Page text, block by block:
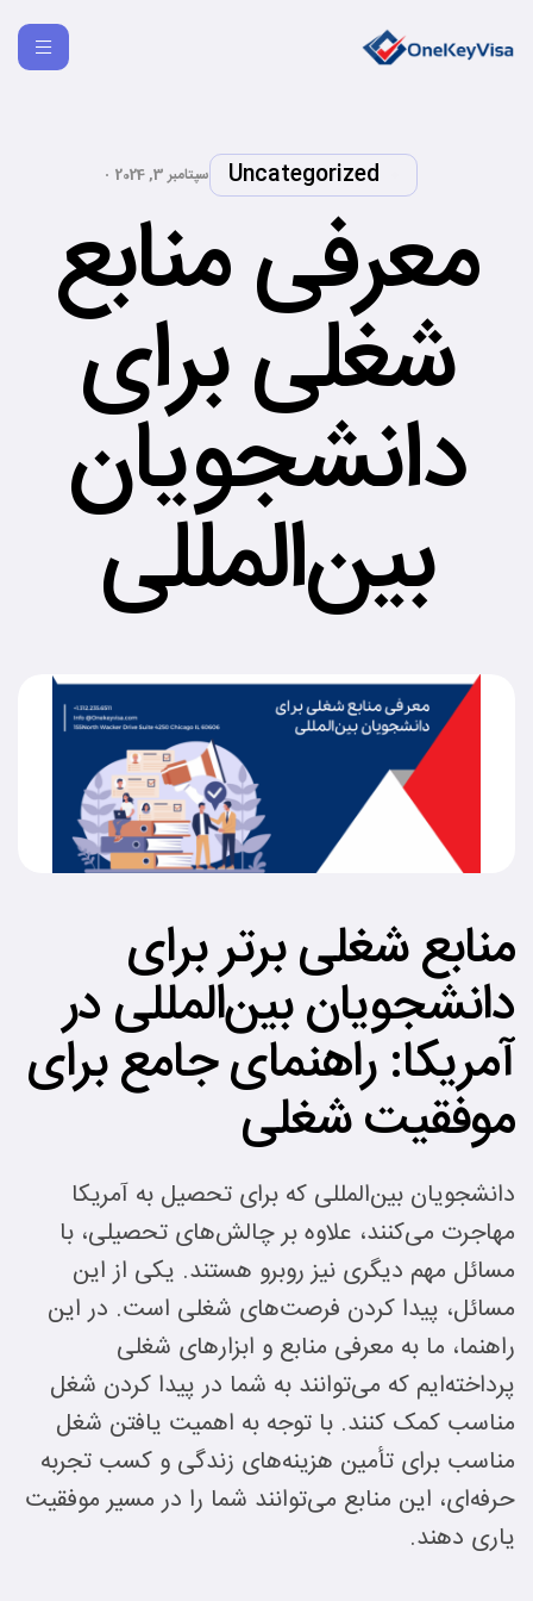
Uncategorized سپتامبر 3, 2024
معرفی منابع
شغلی برای
دانشجویان
بین‌المللی
منابع شغلی برتر برای
دانشجویان بین‌المللی در
آمریکا: راهنمای جامع برای
موفقیت شغلی
دانشجویان بین‌المللی که برای تحصیل به آمریکا
مهاجرت می‌کنند، علاوه بر چالش‌های تحصیلی، با
مسائل مهم دیگری نیز روبرو هستند. یکی از این
مسائل، پیدا کردن فرصت‌های شغلی است. در این
راهنما، ما به معرفی منابع و ابزارهای شغلی
پرداخته‌ایم که می‌توانند به شما در پیدا کردن شغل
مناسب کمک کنند. با توجه به اهمیت یافتن شغل
مناسب برای تأمین هزینه‌های زندگی و کسب تجربه
حرفه‌ای، این منابع می‌توانند شما را در مسیر موفقیت
یاری دهند.